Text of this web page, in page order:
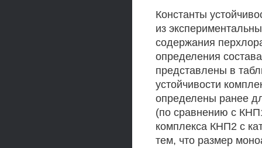
Константы
из
содержания
определения
представлены в
устойчивости
определены ранее
(по сравнению с
комплекса КНП2 с
тем, что размер